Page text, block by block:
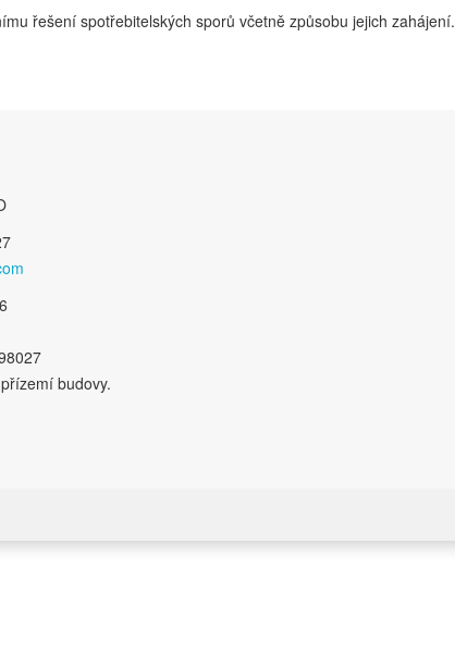
řešení spotřebitelských sporů včetně způsobu jejich zahájení.
budovy.